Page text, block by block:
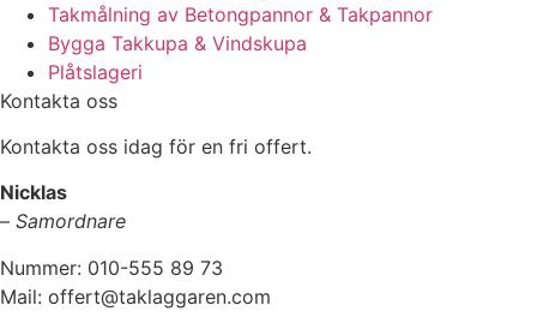
Takmålning av Betongpannor & Takpannor
Bygga Takkupa & Vindskupa
Plåtslageri
Kontakta oss
Kontakta oss idag för en fri offert.
Nicklas
– Samordnare
Nummer: 010-555 89 73
Mail: offert@taklaggaren.com